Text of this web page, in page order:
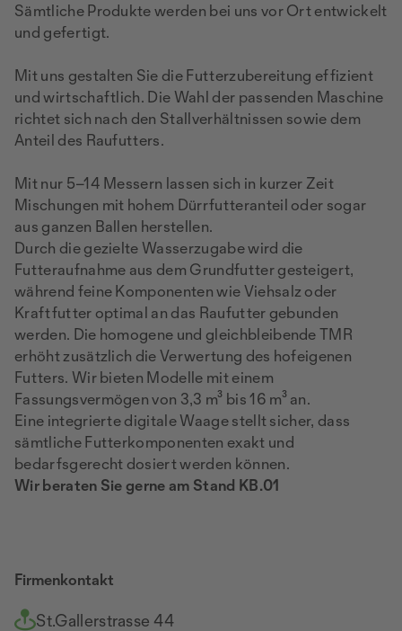
Sämtliche Produkte werden bei uns vor Ort entwickelt
und gefertigt.
Mit uns gestalten Sie die Futterzubereitung effizient
und wirtschaftlich. Die Wahl der passenden Maschine
richtet sich nach den Stallverhältnissen sowie dem
Anteil des Raufutters.
Mit nur 5–14 Messern lassen sich in kurzer Zeit
Mischungen mit hohem Dürrfutteranteil oder sogar
aus ganzen Ballen herstellen.
Durch die gezielte Wasserzugabe wird die
Futteraufnahme aus dem Grundfutter gesteigert,
während feine Komponenten wie Viehsalz oder
Kraftfutter optimal an das Raufutter gebunden
werden. Die homogene und gleichbleibende TMR
erhöht zusätzlich die Verwertung des hofeigenen
Futters. Wir bieten Modelle mit einem
Fassungsvermögen von 3,3 m³ bis 16 m³ an.
Eine integrierte digitale Waage stellt sicher, dass
sämtliche Futterkomponenten exakt und
bedarfsgerecht dosiert werden können.
Wir beraten Sie gerne am Stand KB.01
Firmenkontakt
St.Gallerstrasse 44